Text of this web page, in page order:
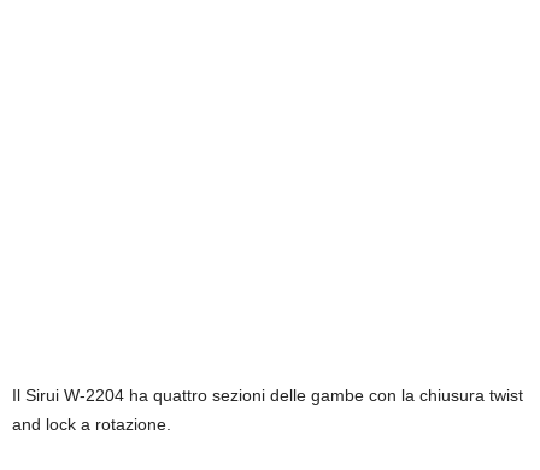
Il Sirui W-2204 ha quattro sezioni delle gambe con la chiusura twist
and lock a rotazione.